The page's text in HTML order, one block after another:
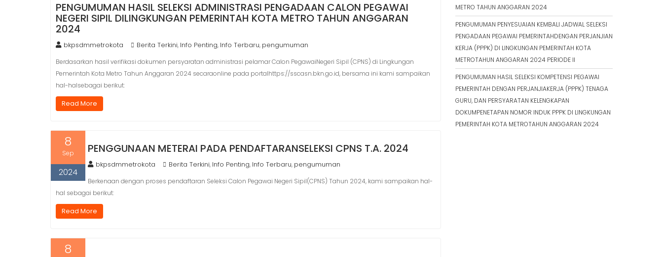
PENGUMUMAN HASIL SELEKSI ADMINISTRASI PENGADAAN CALON PEGAWAI
NEGERI SIPIL DILINGKUNGAN PEMERINTAH KOTA METRO TAHUN ANGGARAN
2024
bkpsdmmetrokota Berita Terkini, Info Penting, Info Terbaru, pengumuman
Berdasarkan hasil verifikasi dokumen persyaratan administrasi pelamar Calon PegawaiNegeri Sipil (CPNS) di Lingkungan
Pemerintah Kota Metro Tahun Anggaran 2024 secaraonline pada portalhttps://sscasn.bkn.go.id, bersama ini kami sampaikan
hal-halsebagai berikut:
Read More
8
Sep
2024
PENGGUNAAN METERAI PADA PENDAFTARANSELEKSI CPNS T.A. 2024
bkpsdmmetrokota Berita Terkini, Info Penting, Info Terbaru, pengumuman
Berkenaan dengan proses pendaftaran Seleksi Calon Pegawai Negeri Sipil(CPNS) Tahun 2024, kami sampaikan hal-
hal sebagai berikut:
Read More
8
METRO TAHUN ANGGARAN 2024
PENGUMUMAN PENYESUAIAN KEMBALI JADWAL SELEKSI
PENGADAAN PEGAWAI PEMERINTAHDENGAN PERJANJIAN
KERJA (PPPK) DI LINGKUNGAN PEMERINTAH KOTA
METROTAHUN ANGGARAN 2024 PERIODE II
PENGUMUMAN HASIL SELEKSI KOMPETENSI PEGAWAI
PEMERINTAH DENGAN PERJANJIAKERJA (PPPK) TENAGA
GURU, DAN PERSYARATAN KELENGKAPAN
DOKUMPENETAPAN NOMOR INDUK PPPK DI LINGKUNGAN
PEMERINTAH KOTA METROTAHUN ANGGARAN 2024